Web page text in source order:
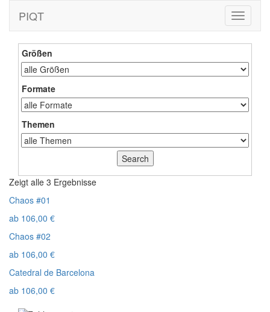
Toggle
PIQT
Größen
Formate
Themen
Zeigt alle 3 Ergebnisse
Chaos #01
ab 106,00 €
Chaos #02
ab 106,00 €
Catedral de Barcelona
ab 106,00 €